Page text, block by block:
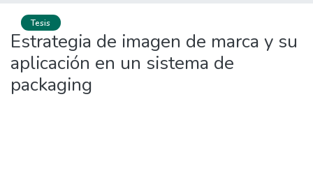
Tesis
Estrategia de imagen de marca y su
aplicación en un sistema de
packaging